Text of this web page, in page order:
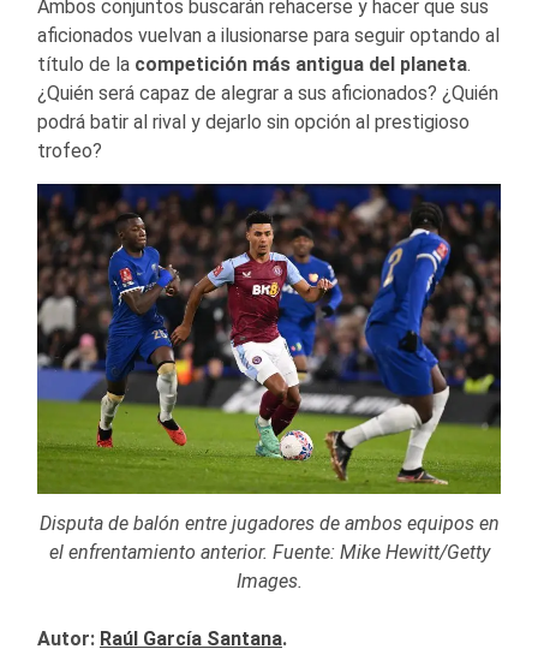
Ambos conjuntos buscarán rehacerse y hacer que sus
aficionados vuelvan a ilusionarse para seguir optando al
título de la competición más antigua del planeta.
¿Quién será capaz de alegrar a sus aficionados? ¿Quién
podrá batir al rival y dejarlo sin opción al prestigioso
trofeo?
Disputa de balón entre jugadores de ambos equipos en
el enfrentamiento anterior. Fuente: Mike Hewitt/Getty
Images.
Autor: Raúl García Santana.